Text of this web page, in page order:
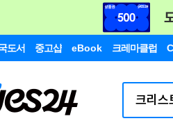
도서 중고샵 eBook 크레마클럽